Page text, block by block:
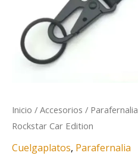
Inicio / Accesorios / Parafernalia
Rockstar Car Edition
Cuelgaplatos, Parafernalia